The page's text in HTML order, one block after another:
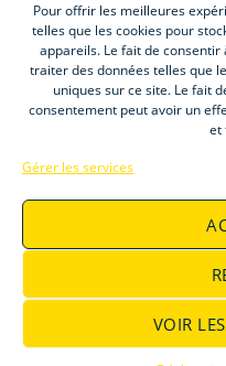
Pour offrir les meilleures
telles que les cookies pour
appareils. Le fait de
traiter des données telles que
uniques sur ce site. Le fait
consentement peut avoir un
et
Gérer les services
VOIR
Accueil
Groupe
Offres
Mentions